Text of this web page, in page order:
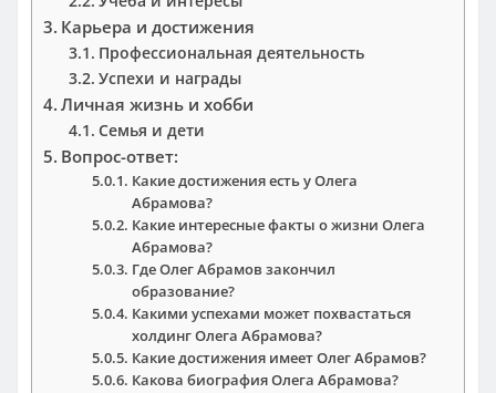
Карьера и достижения
Профессиональная деятельность
Успехи и награды
Личная жизнь и хобби
Семья и дети
Вопрос-ответ:
Какие достижения есть у Олега
Абрамова?
Какие интересные факты о жизни Олега
Абрамова?
Где Олег Абрамов закончил
образование?
Какими успехами может похвастаться
холдинг Олега Абрамова?
Какие достижения имеет Олег Абрамов?
Какова биография Олега Абрамова?